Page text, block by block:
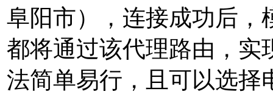
阜阳市），连接成功后，
都将通过该代理路由，实
法简单易行，且可以选择